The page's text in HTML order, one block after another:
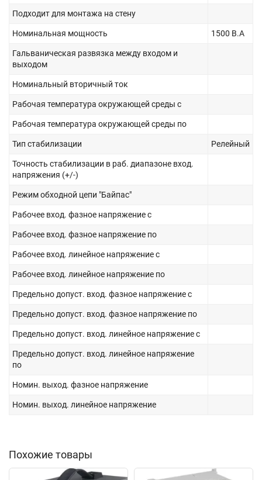
Подходит для монтажа на стену
Номинальная мощность 1500 В.А
Гальваническая развязка между входом и
выходом
Номинальный вторичный ток
Рабочая температура окружающей среды с
Рабочая температура окружающей среды по
Тип стабилизации Релейный
Точность стабилизации в раб. диапазоне вход.
напряжения (+/-)
Режим обходной цепи "Байпас"
Рабочее вход. фазное напряжение с
Рабочее вход. фазное напряжение по
Рабочее вход. линейное напряжение с
Рабочее вход. линейное напряжение по
Предельно допуст. вход. фазное напряжение с
Предельно допуст. вход. фазное напряжение по
Предельно допуст. вход. линейное напряжение с
Предельно допуст. вход. линейное напряжение
по
Номин. выход. фазное напряжение
Номин. выход. линейное напряжение
Похожие товары